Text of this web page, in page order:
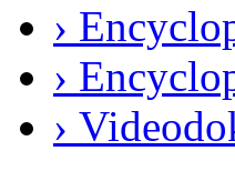
›
›
›